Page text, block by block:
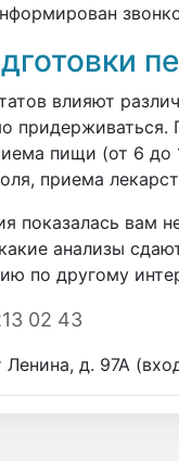
влияют
пищи (от 6 до
приема
показалась вам
анализы
по другому
02 43
д. 97А